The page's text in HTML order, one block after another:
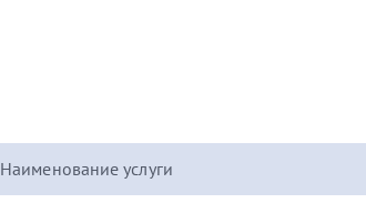
Наименование услуги